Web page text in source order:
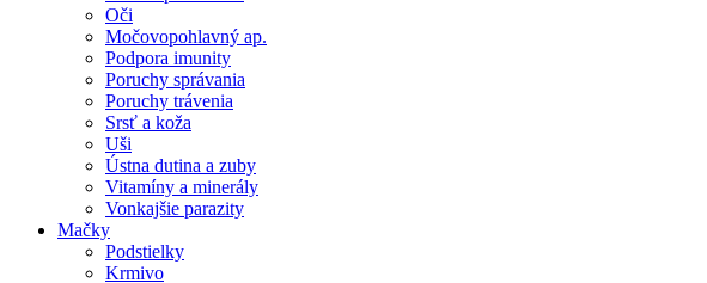
Oči
Močovopohlavný ap.
Podpora imunity
Poruchy správania
Poruchy trávenia
Srsť a koža
Uši
Ústna dutina a zuby
Vitamíny a minerály
Vonkajšie parazity
Mačky
Podstielky
Krmivo